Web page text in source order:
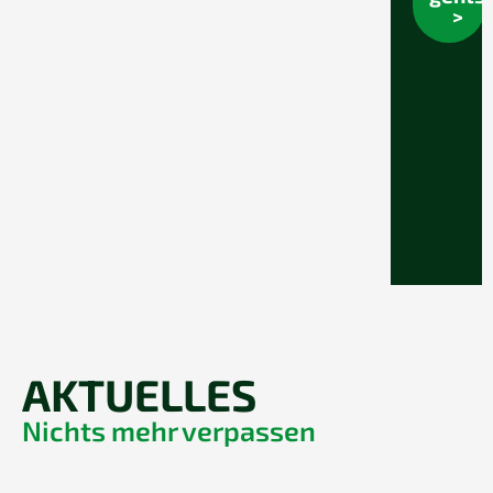
>
AKTUELLES
Nichts mehr verpassen